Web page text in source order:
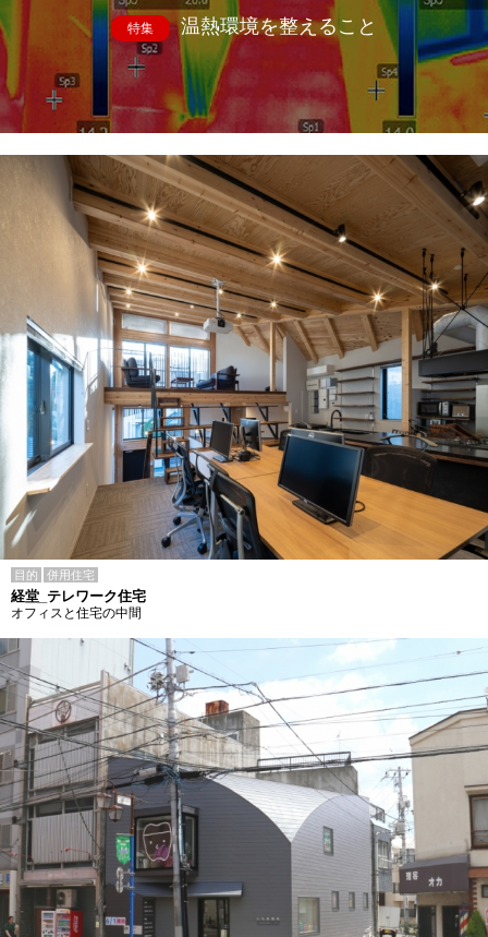
特集 温熱環境を整えること
目的 併用住宅
経堂_テレワーク住宅
オフィスと住宅の中間